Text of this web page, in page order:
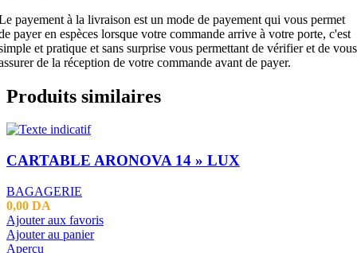
payement à la livraison est un mode de payement qui vous permet
payer en espèces lorsque votre commande arrive à votre porte, c'est
et pratique et sans surprise vous permettant de vérifier et de vous
de la réception de votre commande avant de payer.
Produits similaires
CARTABLE ARONOVA 14 » LUX
BAGAGERIE
0,00 DA
Ajouter aux favoris
Ajouter au panier
Aperçu